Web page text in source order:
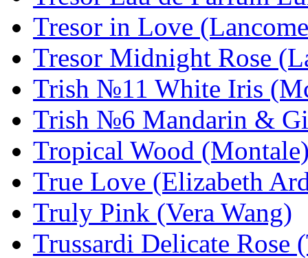
Tresor in Love
Tresor Midnight Rose
Trish №11 White Iris
Trish №6 Mandarin &
Tropical Wood
True Love (Elizabeth
Truly Pink (Vera Wang)
Trussardi Delicate Rose